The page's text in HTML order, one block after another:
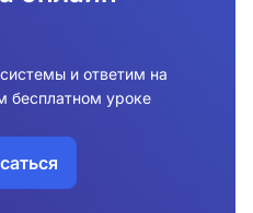
и ответим на
бесплатном уроке